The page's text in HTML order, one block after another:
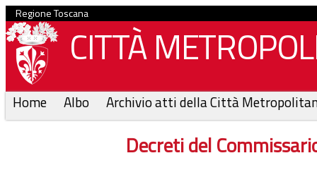
Regione Toscana
CITTÀ
Home Albo Archivio atti della Città
Decreti del